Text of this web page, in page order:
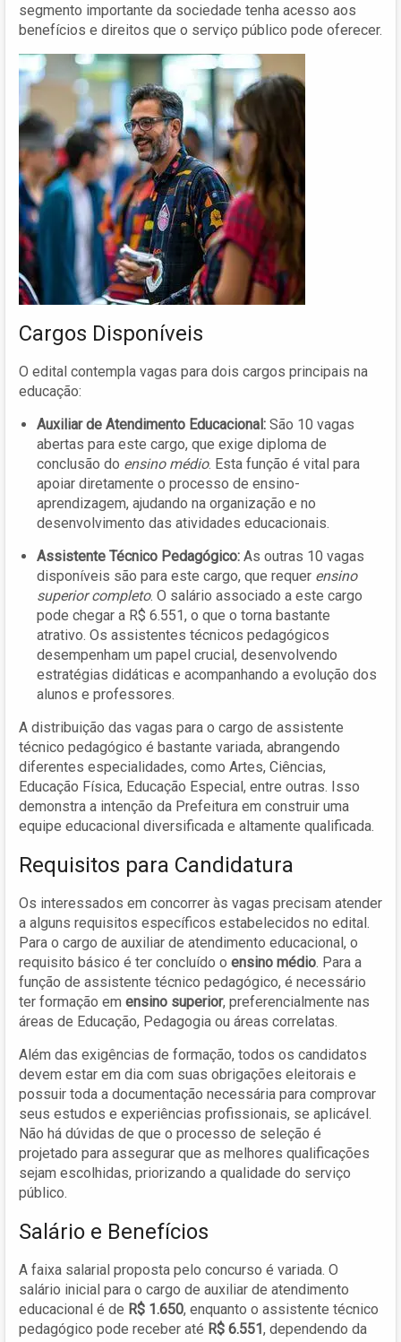
segmento importante da sociedade tenha acesso aos
benefícios e direitos que o serviço público pode oferecer.
Cargos Disponíveis
O edital contempla vagas para dois cargos principais na
educação:
Auxiliar de Atendimento Educacional: São 10 vagas
abertas para este cargo, que exige diploma de
conclusão do ensino médio. Esta função é vital para
apoiar diretamente o processo de ensino-
aprendizagem, ajudando na organização e no
desenvolvimento das atividades educacionais.
Assistente Técnico Pedagógico: As outras 10 vagas
disponíveis são para este cargo, que requer ensino
superior completo. O salário associado a este cargo
pode chegar a R$ 6.551, o que o torna bastante
atrativo. Os assistentes técnicos pedagógicos
desempenham um papel crucial, desenvolvendo
estratégias didáticas e acompanhando a evolução dos
alunos e professores.
A distribuição das vagas para o cargo de assistente
técnico pedagógico é bastante variada, abrangendo
diferentes especialidades, como Artes, Ciências,
Educação Física, Educação Especial, entre outras. Isso
demonstra a intenção da Prefeitura em construir uma
equipe educacional diversificada e altamente qualificada.
Requisitos para Candidatura
Os interessados em concorrer às vagas precisam atender
a alguns requisitos específicos estabelecidos no edital.
Para o cargo de auxiliar de atendimento educacional, o
requisito básico é ter concluído o ensino médio. Para a
função de assistente técnico pedagógico, é necessário
ter formação em ensino superior, preferencialmente nas
áreas de Educação, Pedagogia ou áreas correlatas.
Além das exigências de formação, todos os candidatos
devem estar em dia com suas obrigações eleitorais e
possuir toda a documentação necessária para comprovar
seus estudos e experiências profissionais, se aplicável.
Não há dúvidas de que o processo de seleção é
projetado para assegurar que as melhores qualificações
sejam escolhidas, priorizando a qualidade do serviço
público.
Salário e Benefícios
A faixa salarial proposta pelo concurso é variada. O
salário inicial para o cargo de auxiliar de atendimento
educacional é de R$ 1.650, enquanto o assistente técnico
pedagógico pode receber até R$ 6.551, dependendo da